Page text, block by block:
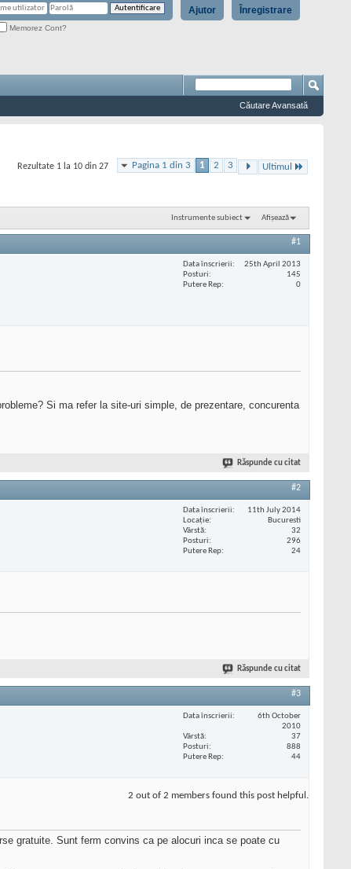
Înregistrare
Ajutor
Memorez Cont?
Căutare Avansată
Pagina 1 din 3 1 2 3 Ultimul
Rezultate 1 la 10 din 27
Instrumente subiect Afișează
#1
Data înscrierii
25th April 2013
Posturi
145
Putere Rep
0
Si ma refer la site-uri simple, de prezentare, concurenta
Răspunde cu citat
#2
Data înscrierii
11th July 2014
Locaţie
Bucuresti
Vârstă
32
Posturi
296
Putere Rep
24
Răspunde cu citat
#3
Data înscrierii
6th October
2010
Vârstă
37
Posturi
888
Putere Rep
44
2 out of 2 members found this post helpful.
gratuite. Sunt ferm convins ca pe alocuri inca se poate cu